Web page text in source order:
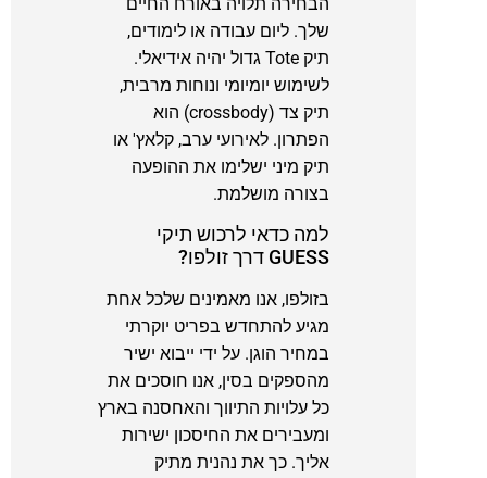
שלך. ליום עבודה או לימודים,
תיק Tote גדול יהיה אידיאלי.
לשימוש יומיומי ונוחות מרבית,
תיק צד (crossbody) הוא
הפתרון. לאירועי ערב, קלאץ' או
תיק מיני ישלימו את ההופעה
בצורה מושלמת.
למה כדאי לרכוש תיקי
GUESS דרך זולפו?
בזולפו, אנו מאמינים שלכל אחת
מגיע להתחדש בפריט יוקרתי
במחיר הוגן. על ידי ייבוא ישיר
מהספקים בסין, אנו חוסכים את
כל עלויות התיווך והאחסנה בארץ
ומעבירים את החיסכון ישירות
אליך. כך את נהנית מתיק